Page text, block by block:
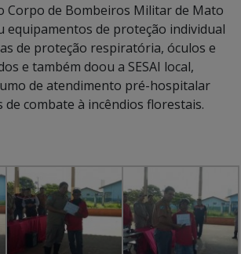
Corpo de Bombeiros Militar de Mato
equipamentos de proteção individual
de proteção respiratória, óculos e
e também doou a SESAI local,
de atendimento pré-hospitalar
de combate à incêndios florestais.